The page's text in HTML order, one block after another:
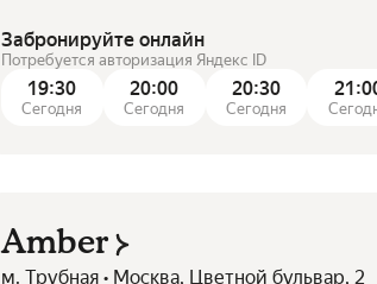
Забронируйте онлайн
Потребуется авторизация Яндекс ID
19:30
Сегодня
20:00
Сегодня
20:30
Сегодня
Amber
м. Трубная • Москва, Цветной бульвар, 2